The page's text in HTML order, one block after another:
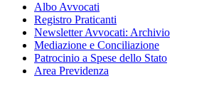
Albo Avvocati
Registro Praticanti
Newsletter Avvocati: Archivio
Mediazione e Conciliazione
Patrocinio a Spese dello Stato
Area Previdenza